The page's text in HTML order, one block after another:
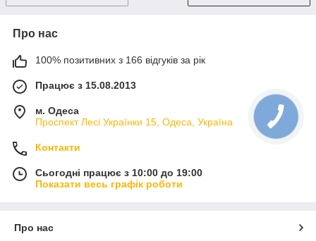
Про нас
100% позитивних з 166 відгуків за рік
Працює з 15.08.2013
м. Одеса
Проспект Лесі Українки 15, Одеса, Україна
Контакти
Сьогодні працює з 10:00 до 19:00
Показати весь графік роботи
Про нас